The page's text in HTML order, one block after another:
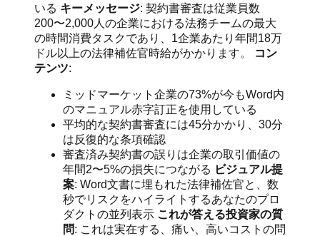
いる キーメッセージ: 契約書審査は従業員数
200〜2,000人の企業における法務チームの最大
の時間消費タスクであり、1企業あたり年間18万
ドル以上の法律補佐官時給がかかります。
コン
テンツ:
ミッドマーケット企業の73%が今もWord内
のマニュアル赤字訂正を使用している
平均的な契約書審査には45分かかり、30分
は反復的な条項確認
審査済み契約書の誤りは企業の取引価値の
年間2〜5%の損失につながる ビジュアル提
案: Word文書に埋もれた法律補佐官と、数
秒でリスクをハイライトするあなたのプロ
ダクトの並列表示 これが答える投資家の質
問: これは実在する、痛い、高いコストの問